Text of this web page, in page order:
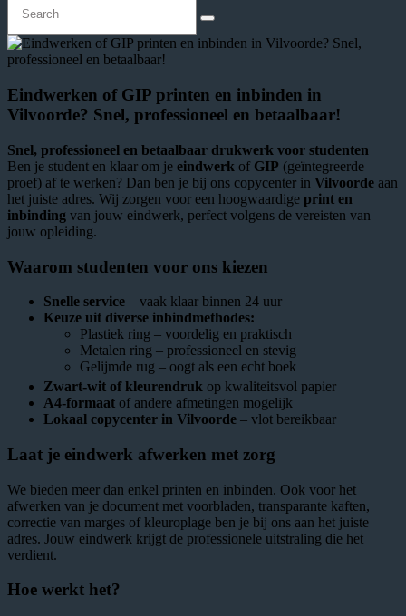
Eindwerken of GIP printen en inbinden in
Vilvoorde? Snel, professioneel en betaalbaar!
Snel, professioneel en betaalbaar drukwerk voor studenten
Ben je student en klaar om je eindwerk of GIP (geïntegreerde
proef) af te werken? Dan ben je bij ons copycenter in Vilvoorde aan
het juiste adres. Wij zorgen voor een hoogwaardige print en
inbinding van jouw eindwerk, perfect volgens de vereisten van
jouw opleiding.
Waarom studenten voor ons kiezen
Snelle service – vaak klaar binnen 24 uur
Keuze uit diverse inbindmethodes:
Plastiek ring – voordelig en praktisch
Metalen ring – professioneel en stevig
Gelijmde rug – oogt als een echt boek
Zwart-wit of kleurendruk op kwaliteitsvol papier
A4-formaat of andere afmetingen mogelijk
Lokaal copycenter in Vilvoorde – vlot bereikbaar
Laat je eindwerk afwerken met zorg
We bieden meer dan enkel printen en inbinden. Ook voor het
afwerken van je document met voorbladen, transparante kaften,
correctie van marges of kleuroplage ben je bij ons aan het juiste
adres. Jouw eindwerk krijgt de professionele uitstraling die het
verdient.
Hoe werkt het?